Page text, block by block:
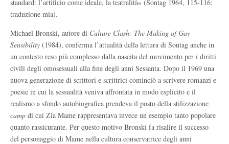
standard: l’artificio come ideale, la teatralità» (Sontag 1964, 115-116;
traduzione mia).
Michael Bronski, autore di Culture Clash: The Making of Gay
Sensibility (1984), conferma l’attualità della lettura di Sontag anche in
un contesto reso più complesso dalla nascita del movimento per i diritti
civili degli omosessuali alla fine degli anni Sessanta. Dopo il 1969 una
nuova generazione di scrittori e scrittrici cominciò a scrivere romanzi e
poesie in cui la sessualità veniva affrontata in modo esplicito e il
realismo a sfondo autobiografica prendeva il posto della stilizzazione
camp di cui Zia Mame rappresentava invece un esempio tanto popolare
quanto rassicurante. Per questo motivo Bronski fa risalire il successo
del personaggio di Mame nella cultura conservatrice degli anni